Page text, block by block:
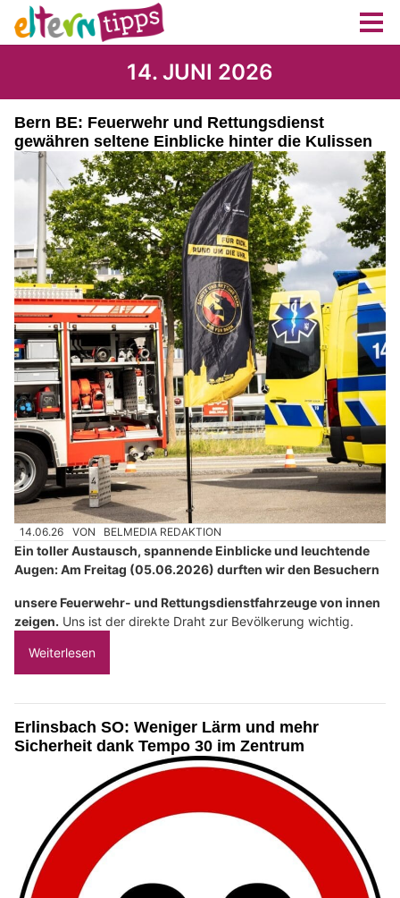
14. JUNI 2026
Bern BE: Feuerwehr und Rettungsdienst
gewähren seltene Einblicke hinter die Kulissen
14.06.26 VON BELMEDIA REDAKTION
Ein toller Austausch, spannende Einblicke und leuchtende
Augen: Am Freitag (05.06.2026) durften wir den Besuchern
unsere Feuerwehr- und Rettungsdienstfahrzeuge von innen
zeigen. Uns ist der direkte Draht zur Bevölkerung wichtig.
Weiterlesen
Erlinsbach SO: Weniger Lärm und mehr
Sicherheit dank Tempo 30 im Zentrum